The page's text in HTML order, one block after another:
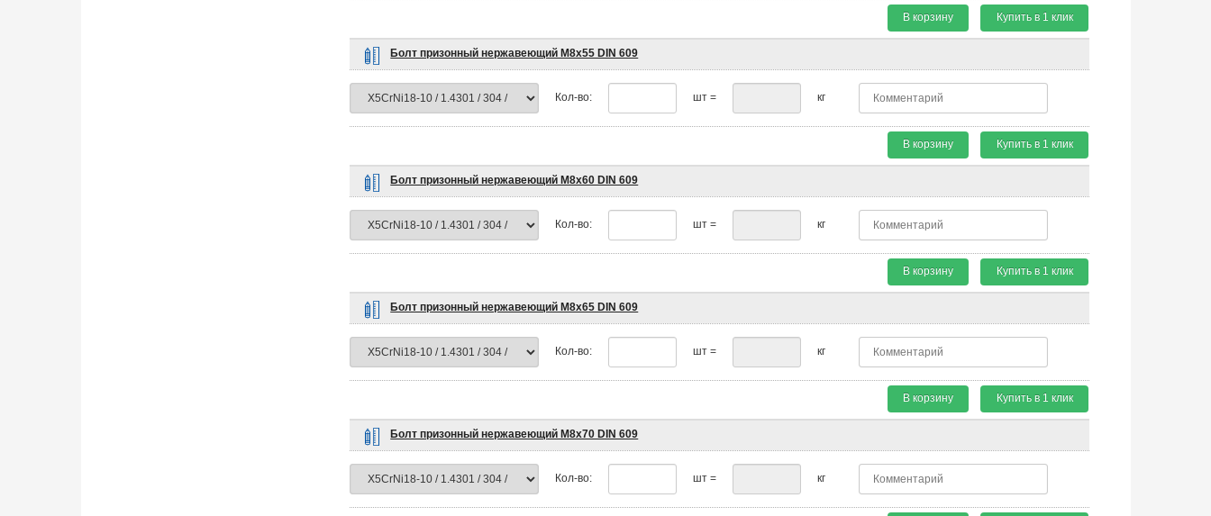
В корзину Купить в 1 клик
Болт призонный нержавеющий М8х55 DIN 609
Кол-во: шт = кг
В корзину Купить в 1 клик
Болт призонный нержавеющий М8х60 DIN 609
Кол-во: шт = кг
В корзину Купить в 1 клик
Болт призонный нержавеющий М8х65 DIN 609
Кол-во: шт = кг
В корзину Купить в 1 клик
Болт призонный нержавеющий М8х70 DIN 609
Кол-во: шт = кг